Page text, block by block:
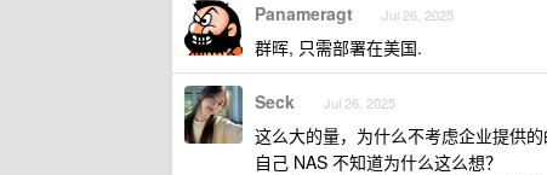
Panameragt Jul 26, 2025
群晖, 只需部署在美国.
Seck Jul 26, 2025
这么大的量，为什么不考虑企业提供的
自己 NAS 不知道为什么这么想？